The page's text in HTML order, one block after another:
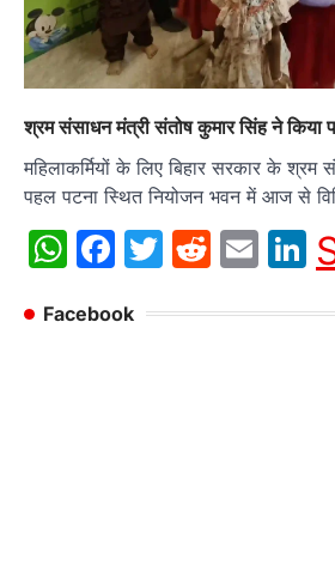
श्रम संसाधन मंत्री संतोष कुमार सिंह ने किया
महिलाकर्मियों के लिए बिहार सरकार के श्रम
पहल पटना स्थित नियोजन भवन में आज से
WhatsApp
Facebook
Twitter
Reddit
Facebook